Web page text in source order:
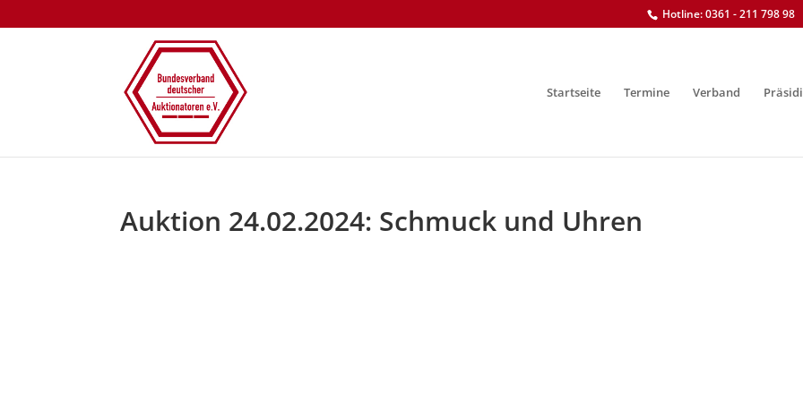
Hotline: 0361 - 211 798 98
Startseite Termine Verband
Auktion 24.02.2024: Schmuck und Uhren